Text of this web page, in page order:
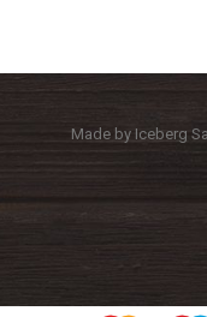
Made by Iceberg